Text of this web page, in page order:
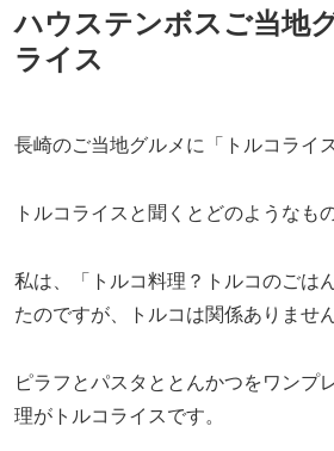
ハウステンボスご当地
ライス
長崎のご当地グルメに「トルコライ
トルコライスと聞くとどのようなも
私は、「トルコ料理？トルコのごは
たのですが、トルコは関係ありません
ピラフとパスタととんかつをワンプ
理がトルコライスです。